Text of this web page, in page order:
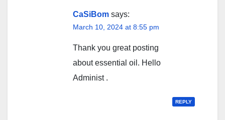
CaSiBom says:
March 10, 2024 at 8:55 pm
Thank you great posting
about essential oil. Hello
Administ .
REPLY